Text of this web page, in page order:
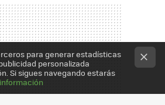
para generar estadísticas
personalizada
Si sigues navegando estarás